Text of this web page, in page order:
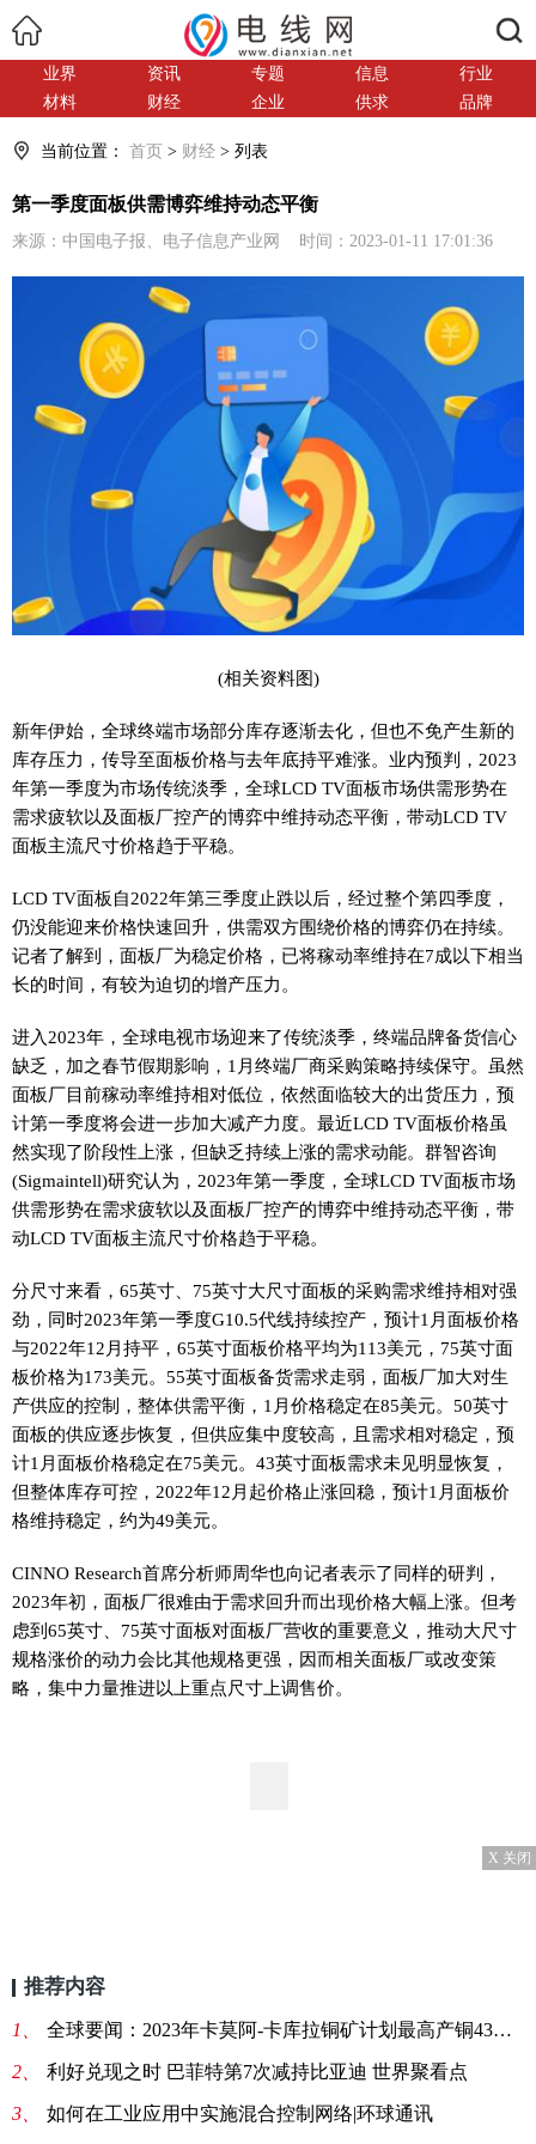
业界 资讯 专题 信息
行业
材料
财经 企业 供求 品牌
当前位置： 首页 > 财经 > 列表
第一季度面板供需博弈维持动态平衡
来源：中国电子报、电子信息产业网 时间：2023-01-11 17:01:36
(相关资料图)
新年伊始，全球终端市场部分库存逐渐去化，但也不免产生新的
库存压力，传导至面板价格与去年底持平难涨。业内预判，2023
年第一季度为市场传统淡季，全球LCD TV面板市场供需形势在
需求疲软以及面板厂控产的博弈中维持动态平衡，带动LCD TV
面板主流尺寸价格趋于平稳。
LCD TV面板自2022年第三季度止跌以后，经过整个第四季度，
仍没能迎来价格快速回升，供需双方围绕价格的博弈仍在持续。
记者了解到，面板厂为稳定价格，已将稼动率维持在7成以下相当
长的时间，有较为迫切的增产压力。
进入2023年，全球电视市场迎来了传统淡季，终端品牌备货信心
缺乏，加之春节假期影响，1月终端厂商采购策略持续保守。虽然
面板厂目前稼动率维持相对低位，依然面临较大的出货压力，预
计第一季度将会进一步加大减产力度。最近LCD TV面板价格虽
然实现了阶段性上涨，但缺乏持续上涨的需求动能。群智咨询
(Sigmaintell)研究认为，2023年第一季度，全球LCD TV面板市场
供需形势在需求疲软以及面板厂控产的博弈中维持动态平衡，带
动LCD TV面板主流尺寸价格趋于平稳。
分尺寸来看，65英寸、75英寸大尺寸面板的采购需求维持相对强
劲，同时2023年第一季度G10.5代线持续控产，预计1月面板价格
与2022年12月持平，65英寸面板价格平均为113美元，75英寸面
板价格为173美元。55英寸面板备货需求走弱，面板厂加大对生
产供应的控制，整体供需平衡，1月价格稳定在85美元。50英寸
面板的供应逐步恢复，但供应集中度较高，且需求相对稳定，预
计1月面板价格稳定在75美元。43英寸面板需求未见明显恢复，
但整体库存可控，2022年12月起价格止涨回稳，预计1月面板价
格维持稳定，约为49美元。
CINNO Research首席分析师周华也向记者表示了同样的研判，
2023年初，面板厂很难由于需求回升而出现价格大幅上涨。但考
虑到65英寸、75英寸面板对面板厂营收的重要意义，推动大尺寸
规格涨价的动力会比其他规格更强，因而相关面板厂或改变策
略，集中力量推进以上重点尺寸上调售价。
X 关闭
推荐内容
1、 全球要闻：2023年卡莫阿-卡库拉铜矿计划最高产铜43万吨
2、 利好兑现之时 巴菲特第7次减持比亚迪 世界聚看点
3、 如何在工业应用中实施混合控制网络|环球通讯